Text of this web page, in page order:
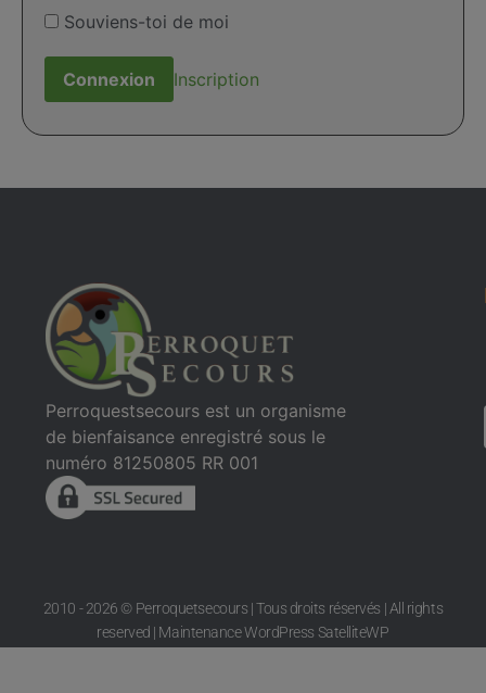
Souviens-toi de moi
Inscription
Perroquestsecours est un organisme
de bienfaisance enregistré sous le
numéro 81250805 RR 001
2010 - 2026 © Perroquetsecours | Tous droits réservés | All rights
reserved | Maintenance WordPress SatelliteWP